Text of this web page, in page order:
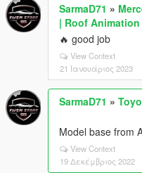
SarmaD71 »
| Roof Animation
🔥 good job
View Context
21 Ιανουάριος 2023
SarmaD71 »
Model base from
View Context
19 Δεκέμβριος 2022